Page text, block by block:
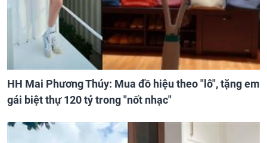
HH Mai Phương Thúy: Mua đồ hiệu theo "lô", tặng em
gái biệt thự 120 tỷ trong "nốt nhạc"